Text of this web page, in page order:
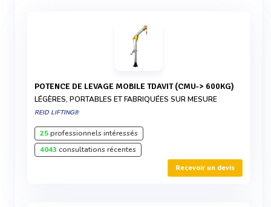
POTENCE DE LEVAGE MOBILE TDAVIT (CMU-> 600KG)
LÉGÈRES, PORTABLES ET FABRIQUÉES SUR MESURE
REID LIFTING®
25professionnels intéressés
4043 consultations récentes
Recevoir un devis